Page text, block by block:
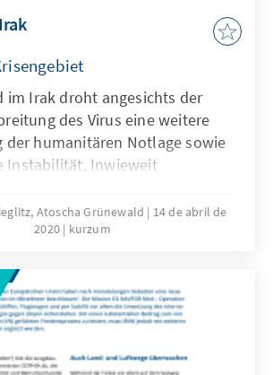
im Irak droht angesichts der
des Virus eine weitere
der humanitären Notlage sowie
Instabilität. Inwieweit
bleibt abzuwarten.
Atoscha Grünewald
14 de abril de
2020
kurzum